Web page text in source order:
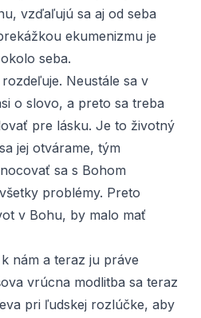
vzďaľujú sa aj od seba
ekumenizmu je
seba.
Neustále sa v
o slovo, a preto sa treba
pre lásku. Je to životný
jej otvárame, tým
sa s Bohom
problémy. Preto
v Bohu, by malo mať
nám a teraz ju práve
vrúcna modlitba sa teraz
pri ľudskej rozlúčke, aby